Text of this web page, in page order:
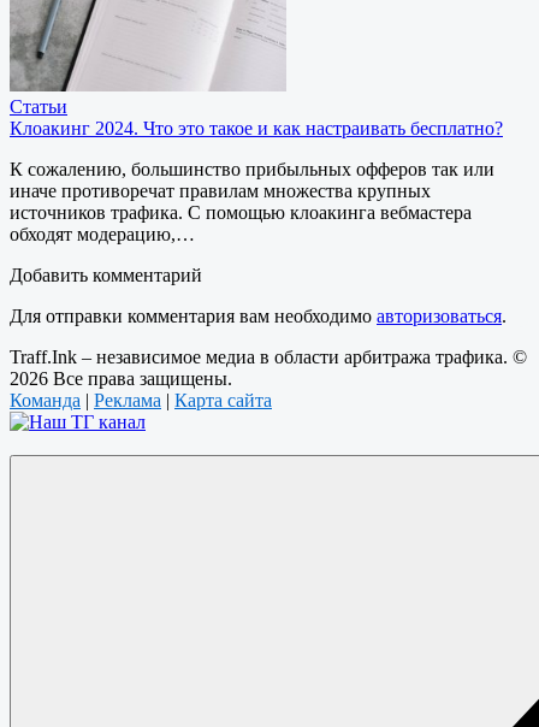
Статьи
Клоакинг 2024. Что это такое и как настраивать бесплатно?
К сожалению, большинство прибыльных офферов так или
иначе противоречат правилам множества крупных
источников трафика. С помощью клоакинга вебмастера
обходят модерацию,…
Добавить комментарий
Для отправки комментария вам необходимо авторизоваться.
Traff.Ink – независимое медиа в области арбитража трафика. ©
2026 Все права защищены.
Команда | Реклама | Карта сайта